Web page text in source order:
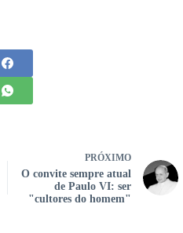
PRÓXIMO
O convite sempre atual
de Paulo VI: ser
"cultores do homem"